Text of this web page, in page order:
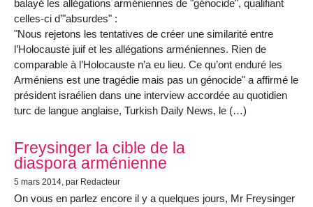
balayé les allégations arméniennes de "génocide", qualifiant
celles-ci d’"absurdes" :
"Nous rejetons les tentatives de créer une similarité entre
l’Holocauste juif et les allégations arméniennes. Rien de
comparable à l’Holocauste n’a eu lieu. Ce qu’ont enduré les
Arméniens est une tragédie mais pas un génocide" a affirmé le
président israélien dans une interview accordée au quotidien
turc de langue anglaise, Turkish Daily News, le (…)
Freysinger la cible de la
diaspora arménienne
5 mars 2014, par Redacteur
On vous en parlez encore il y a quelques jours, Mr Freysinger